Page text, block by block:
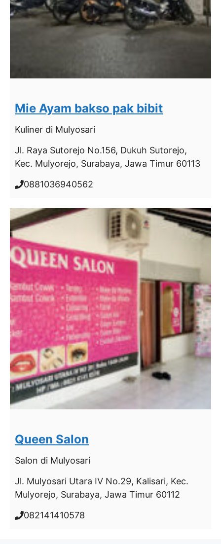
Mie Ayam bakso pak bibit
Kuliner di Mulyosari
Jl. Raya Sutorejo No.156, Dukuh Sutorejo,
Kec. Mulyorejo, Surabaya, Jawa Timur 60113
0881036940562
Queen Salon
Salon di Mulyosari
Jl. Mulyosari Utara IV No.29, Kalisari, Kec.
Mulyorejo, Surabaya, Jawa Timur 60112
082141410578